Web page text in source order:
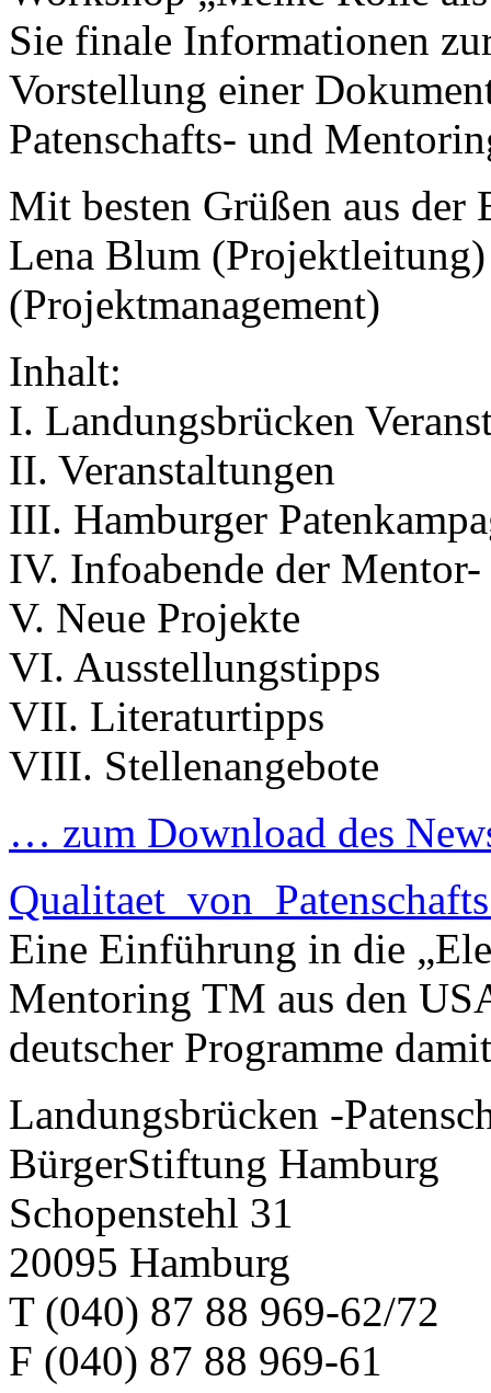
Sie finale Informationen
Vorstellung einer
Patenschafts- und
Mit besten Grüßen aus
Lena Blum
(Projektmanagement)
Inhalt:
I. Landungsbrücken
II. Veranstaltungen
III. Hamburger
IV. Infoabende der
V. Neue Projekte
VI. Ausstellungstipps
VII. Literaturtipps
VIII. Stellenangebote
… zum Download des
Eine Einführung in die
Mentoring TM aus den
deutscher Programme damit
Landungsbrücken -
BürgerStiftung Hamburg
Schopenstehl 31
20095 Hamburg
T (040) 87 88 969-62/72
F (040) 87 88 969-61